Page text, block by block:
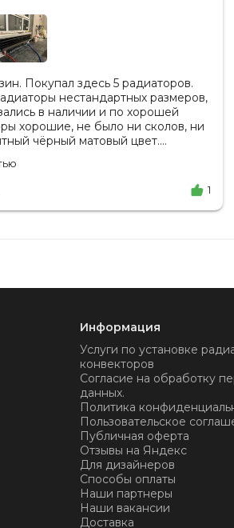
Покупал здесь 5 радиаторов.
нестандартных размеров,
в наличии и по хорошей
хорошие, не было ни сколов, ни
чёрный матовый цвет.
же отмечу, что хорошая
учли высоту паркинга, проблем
1
Информация
Услуги по установке
конвекторов
Согласие на обработку
данных.
Политика
Пользовательское
Публичная оферта
Отзывы на Яндекс
Для дизайнеров
Способы оплаты
Наши партнеры
Наши вакансии
Доставка